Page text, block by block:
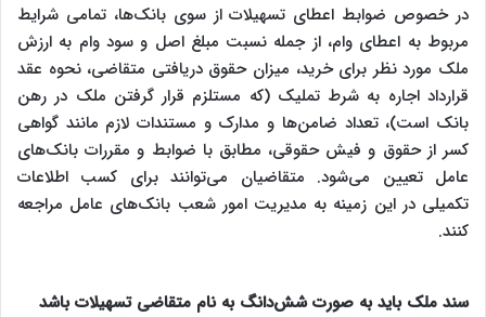
در خصوص ضوابط اعطای تسهیلات از سوی بانک‌ها، تمامی شرایط
مربوط به اعطای وام، از جمله نسبت مبلغ اصل و سود وام به ارزش
ملک مورد نظر برای خرید، میزان حقوق دریافتی متقاضی، نحوه عقد
قرارداد اجاره به شرط تملیک (که مستلزم قرار گرفتن ملک در رهن
بانک است)، تعداد ضامن‌ها و مدارک و مستندات لازم مانند گواهی
کسر از حقوق و فیش حقوقی، مطابق با ضوابط و مقررات بانک‌های
عامل تعیین می‌شود. متقاضیان می‌توانند برای کسب اطلاعات
تکمیلی در این زمینه به مدیریت امور شعب بانک‌های عامل مراجعه
کنند.
سند ملک باید به صورت شش‌دانگ به نام متقاضی تسهیلات باشد